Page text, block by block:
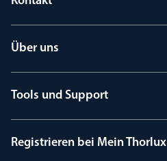
Über uns
Tools und Support
Registrieren bei Mein Thorlux